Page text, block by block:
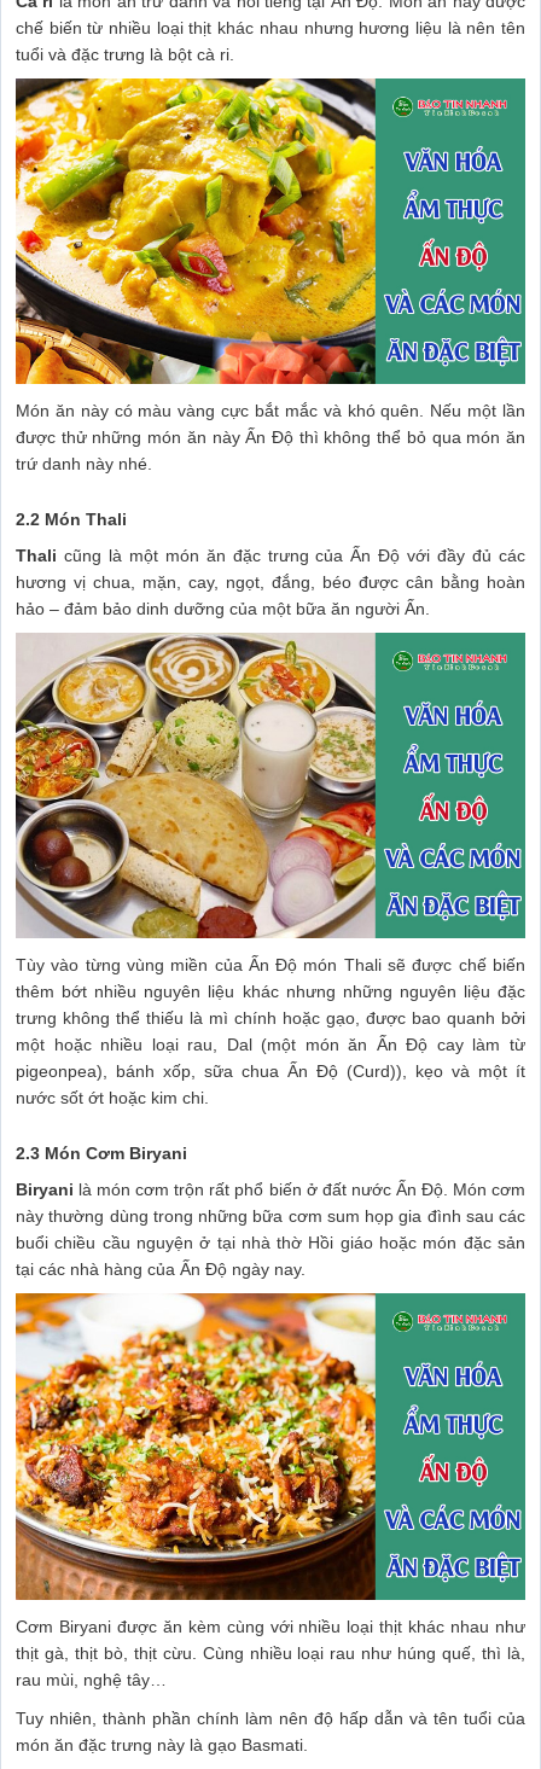
chế biến từ nhiều loại thịt khác nhau nhưng hương liệu là nên tên
tuổi và đặc trưng là bột cà ri.
Món ăn này có màu vàng cực bắt mắc và khó quên. Nếu một lần
được thử những món ăn này Ấn Độ thì không thể bỏ qua món ăn
trứ danh này nhé.
2.2 Món Thali
Thali cũng là một món ăn đặc trưng của Ấn Độ với đầy đủ các
hương vị chua, mặn, cay, ngọt, đắng, béo được cân bằng hoàn
hảo – đảm bảo dinh dưỡng của một bữa ăn người Ấn.
Tùy vào từng vùng miền của Ấn Độ món Thali sẽ được chế biến
thêm bớt nhiều nguyên liệu khác nhưng những nguyên liệu đặc
trưng không thể thiếu là mì chính hoặc gạo, được bao quanh bởi
một hoặc nhiều loại rau, Dal (một món ăn Ấn Độ cay làm từ
pigeonpea), bánh xốp, sữa chua Ấn Độ (Curd)), kẹo và một ít
nước sốt ớt hoặc kim chi.
2.3 Món Cơm Biryani
Biryani là món cơm trộn rất phổ biến ở đất nước Ấn Độ. Món cơm
này thường dùng trong những bữa cơm sum họp gia đình sau các
buổi chiều cầu nguyện ở tại nhà thờ Hồi giáo hoặc món đặc sản
tại các nhà hàng của Ấn Độ ngày nay.
Cơm Biryani được ăn kèm cùng với nhiều loại thịt khác nhau như
thịt gà, thịt bò, thịt cừu. Cùng nhiều loại rau như húng quế, thì là,
rau mùi, nghệ tây…
Tuy nhiên, thành phần chính làm nên độ hấp dẫn và tên tuổi của
món ăn đặc trưng này là gạo Basmati.